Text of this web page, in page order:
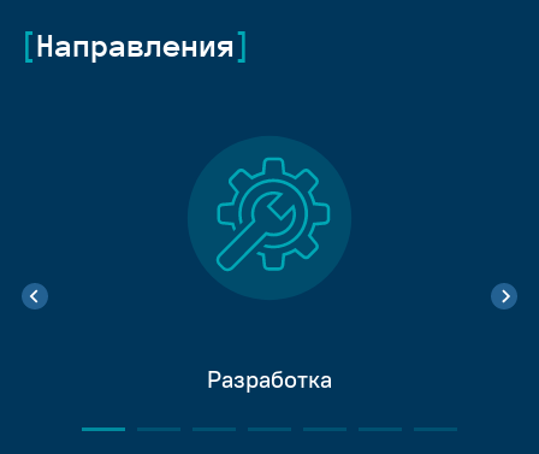
Направления
Разработка